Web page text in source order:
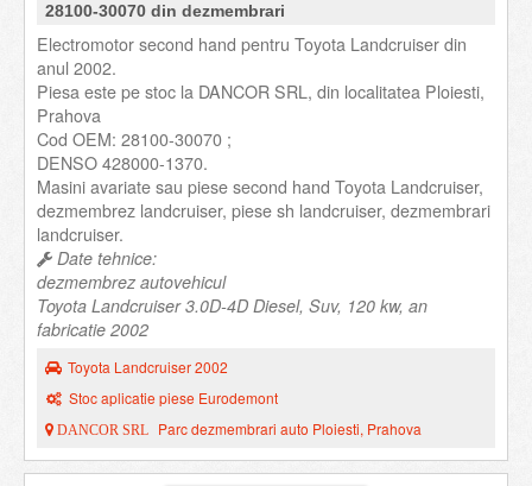
28100-30070 din dezmembrari
Electromotor second hand pentru Toyota Landcruiser din
anul 2002.
Piesa este pe stoc la DANCOR SRL, din localitatea Ploiesti,
Prahova
Cod OEM: 28100-30070 ;
DENSO 428000-1370.
Masini avariate sau piese second hand Toyota Landcruiser,
dezmembrez landcruiser, piese sh landcruiser, dezmembrari
landcruiser.
Date tehnice:
dezmembrez autovehicul
Toyota Landcruiser 3.0D-4D Diesel, Suv, 120 kw, an
fabricatie 2002
Toyota Landcruiser 2002
Stoc aplicatie piese Eurodemont
DANCOR SRL Parc dezmembrari auto Ploiesti, Prahova